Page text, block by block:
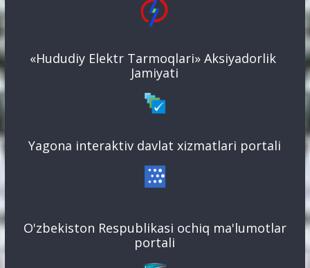
«Hududiy Elektr Tarmoqlari» Aksiyadorlik
Jamiyati
Yagona interaktiv davlat xizmatlari portali
O'zbekiston Respublikasi ochiq ma'lumotlar
portali